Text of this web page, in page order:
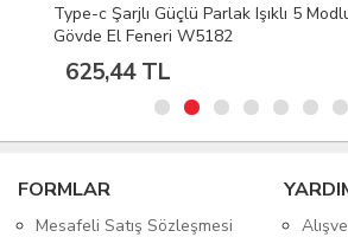
Type-c Şarjlı Güçlü Parlak Işıklı 5
Gövde El Feneri W5182
625,44 TL
FORMLAR
Mesafeli Satış Sözleşmesi